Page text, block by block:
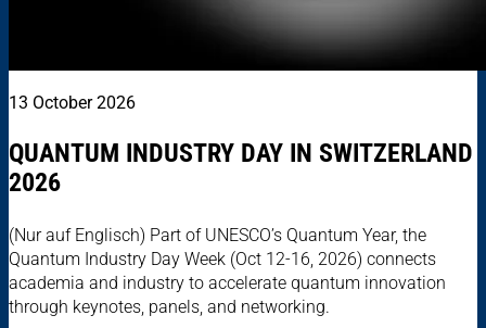
13 October 2026
QUANTUM INDUSTRY DAY IN SWITZERLAND
2026
(Nur auf Englisch) Part of UNESCO’s Quantum Year, the
Quantum Industry Day Week (Oct 12-16, 2026) connects
academia and industry to accelerate quantum innovation
through keynotes, panels, and networking.